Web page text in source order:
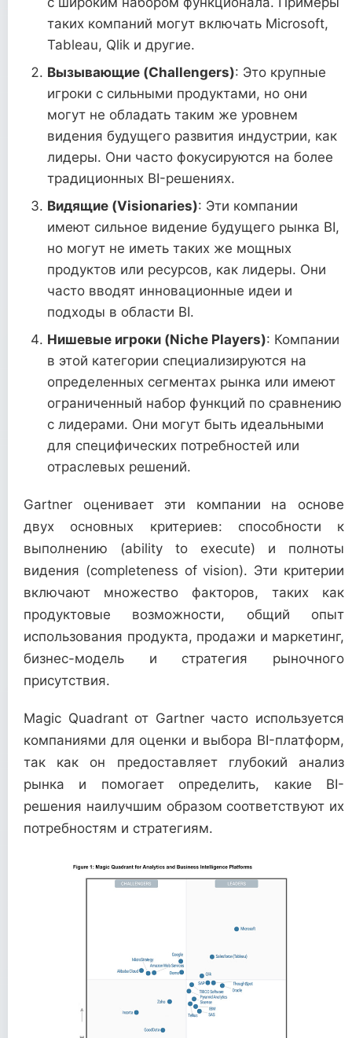
таких компаний могут включать Microsoft,
Tableau, Qlik и другие.
Вызывающие (Challengers): Это крупные
игроки с сильными продуктами, но они
могут не обладать таким же уровнем
видения будущего развития индустрии, как
лидеры. Они часто фокусируются на более
традиционных BI-решениях.
Видящие (Visionaries): Эти компании
имеют сильное видение будущего рынка BI,
но могут не иметь таких же мощных
продуктов или ресурсов, как лидеры. Они
часто вводят инновационные идеи и
подходы в области BI.
Нишевые игроки (Niche Players): Компании
в этой категории специализируются на
определенных сегментах рынка или имеют
ограниченный набор функций по сравнению
с лидерами. Они могут быть идеальными
для специфических потребностей или
отраслевых решений.
Gartner оценивает эти компании на основе
двух основных критериев: способности к
выполнению (ability to execute) и полноты
видения (completeness of vision). Эти критерии
включают множество факторов, таких как
продуктовые возможности, общий опыт
использования продукта, продажи и маркетинг,
бизнес-модель и стратегия рыночного
присутствия.
Magic Quadrant от Gartner часто используется
компаниями для оценки и выбора BI-платформ,
так как он предоставляет глубокий анализ
рынка и помогает определить, какие BI-
решения наилучшим образом соответствуют их
потребностям и стратегиям.